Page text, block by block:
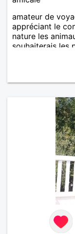
amateur de
appréciant le
nature les
souhaiterais les